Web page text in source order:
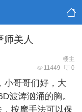
师美人
楼主
11449 0
小哥哥们好，大
波涛汹涌的胸。
按摩手法可以保